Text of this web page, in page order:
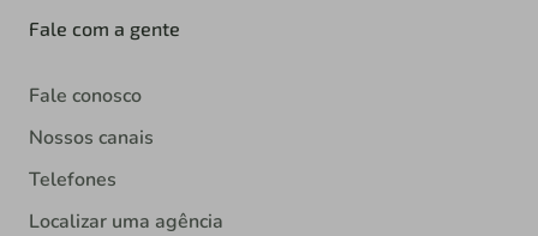
Fale com a gente
Fale conosco
Nossos canais
Telefones
Localizar uma agência